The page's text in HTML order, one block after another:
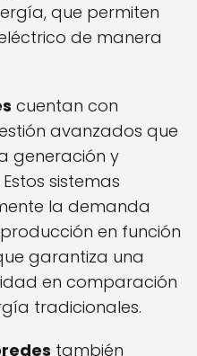
que permiten
de manera
cuentan con
avanzados que
generación y
sistemas
la demanda
en función
garantiza una
en comparación
tradicionales.
también